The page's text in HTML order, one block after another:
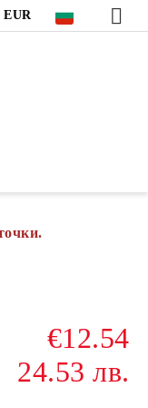
EUR
€12.54
24.53 лв.